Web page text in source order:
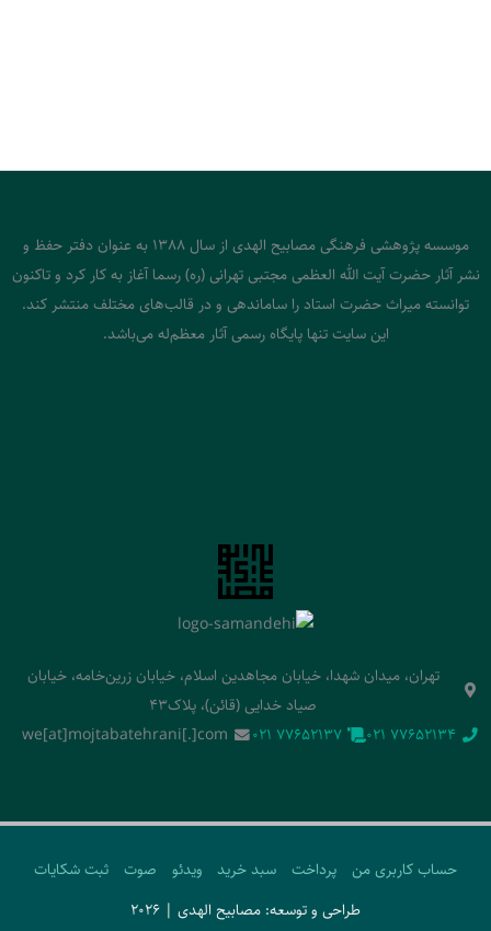
موسسه پژوهشی فرهنگی مصابیح الهدی از سال 1388 به عنوان دفتر حفظ و
نشر آثار حضرت آیت الله العظمی مجتبی تهرانی (ره) رسما آغاز به کار کرد و تاکنون
توانسته میراث حضرت استاد را ساماندهی و در قالب‌های مختلف منتشر کند.
این سایت تنها پایگاه رسمی آثار معظم‌له می‌باشد.
تهران، میدان شهدا، خیابان مجاهدین اسلام، خیابان زرین‌خامه، خیابان
صیاد خدایی (قائن)، پلاک43
‭021 77652134‬
‭021 77652137‬
we[at]mojtabatehrani[.]com
حساب کاربری من پرداخت سبد خرید ویدئو صوت
ثبت شکایات
طراحی و توسعه: مصابیح الهدی | 2026